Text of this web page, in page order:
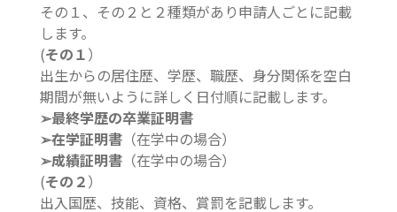
その１、その２と２種類があり申請人ごとに記載
します。
(その１）
出生からの居住歴、学歴、職歴、身分関係を空白
期間が無いように詳しく日付順に記載します。
➢最終学歴の卒業証明書
➢在学証明書（在学中の場合）
➢成績証明書（在学中の場合）
(その２）
出入国歴、技能、資格、賞罰を記載します。